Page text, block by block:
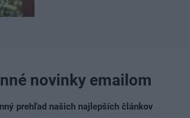
novinky emailom
prehľad našich najlepších článkov